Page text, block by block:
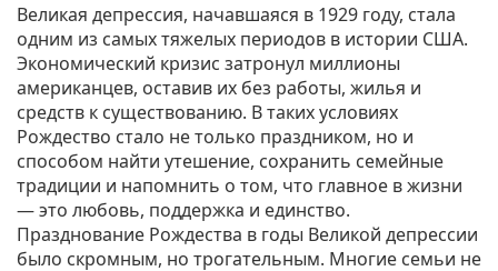
Великая депрессия, начавшаяся в 1929 году, стала
одним из самых тяжелых периодов в истории США.
Экономический кризис затронул миллионы
американцев, оставив их без работы, жилья и
средств к существованию. В таких условиях
Рождество стало не только праздником, но и
способом найти утешение, сохранить семейные
традиции и напомнить о том, что главное в жизни
— это любовь, поддержка и единство.
Празднование Рождества в годы Великой депрессии
было скромным, но трогательным. Многие семьи не